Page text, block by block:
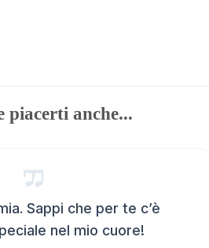
piacerti anche...
Sappi che per te c’è
nel mio cuore!